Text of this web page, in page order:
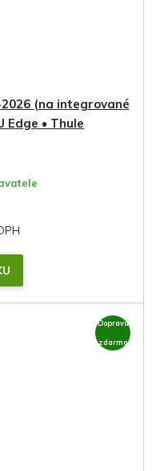
(na integrované
Edge • Thule
Doprava
zdarma